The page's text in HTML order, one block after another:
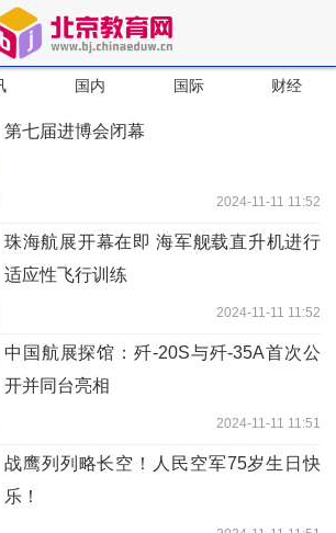
国内 国际 财经
第七届进博会闭幕
2024-11-11 11:52
珠海航展开幕在即 海军舰载直升机进行
适应性飞行训练
2024-11-11 11:52
中国航展探馆：歼-20S与歼-35A首次公
开并同台亮相
2024-11-11 11:51
战鹰列列略长空！人民空军75岁生日快
乐！